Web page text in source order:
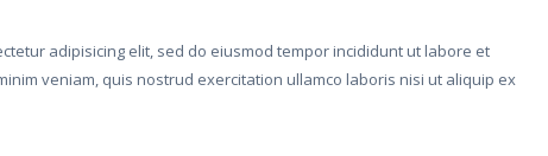
adipisicing elit, sed do eiusmod tempor incididunt ut labore et
veniam, quis nostrud exercitation ullamco laboris nisi ut aliquip ex